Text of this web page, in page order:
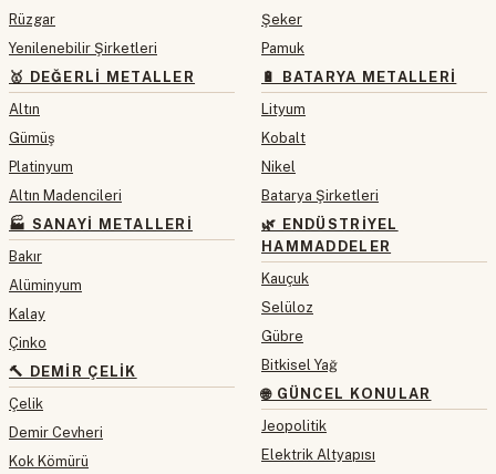
Rüzgar
Yenilenebilir Şirketleri
🥇 DEĞERLI METALLER
Altın
Gümüş
Platinyum
Altın Madencileri
🏭 SANAYI METALLERI
Bakır
Alüminyum
Kalay
Çinko
🔨 DEMIR ÇELIK
Çelik
Demir Cevheri
Kok Kömürü
Şeker
Pamuk
🔋 BATARYA METALLERI
Lityum
Kobalt
Nikel
Batarya Şirketleri
🌿 ENDÜSTRIYEL
HAMMADDELER
Kauçuk
Selüloz
Gübre
Bitkisel Yağ
🌐 GÜNCEL KONULAR
Jeopolitik
Elektrik Altyapısı